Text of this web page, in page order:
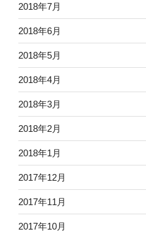
2018年7月
2018年6月
2018年5月
2018年4月
2018年3月
2018年2月
2018年1月
2017年12月
2017年11月
2017年10月